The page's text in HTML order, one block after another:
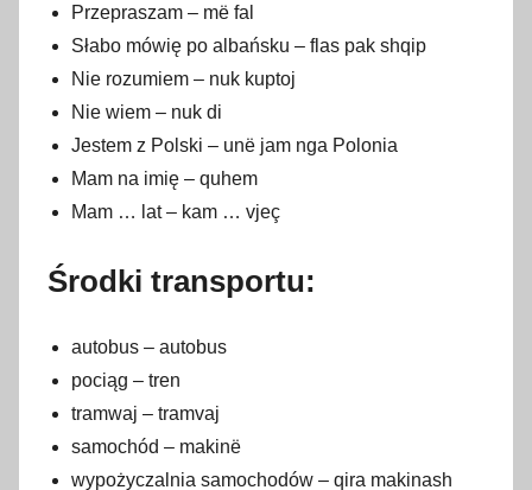
Przepraszam – më fal
Słabo mówię po albańsku – flas pak shqip
Nie rozumiem – nuk kuptoj
Nie wiem – nuk di
Jestem z Polski – unë jam nga Polonia
Mam na imię – quhem
Mam … lat – kam … vjeç
Środki transportu:
autobus – autobus
pociąg – tren
tramwaj – tramvaj
samochód – makinë
wypożyczalnia samochodów – qira makinash